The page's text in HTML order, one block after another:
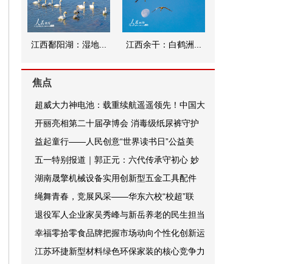
江西鄱阳湖：湿地... 江西余干：白鹤洲...
焦点
超威大力神电池：载重续航遥遥领先！中国大
开丽亮相第二十届孕博会 消毒级纸尿裤守护
益起童行——人民创意“世界读书日”公益美
五一特别报道｜郭正元：六代传承守初心 妙
湖南晟擎机械设备实用创新型五金工具配件
绳舞青春，竞展风采——华东六校“校超”联
退役军人企业家吴秀峰与新岳养老的民生担当
幸福零拾零食品牌把握市场动向个性化创新运
江苏环捷新型材料绿色环保家装的核心竞争力